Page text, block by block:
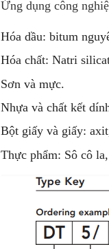
Ứng dụng công
Hóa dầu: bitum
Hóa chất: Natri
Sơn và mực.
Nhựa và chất kết
Bột giấy và giấy:
Thực phẩm: Sô cô